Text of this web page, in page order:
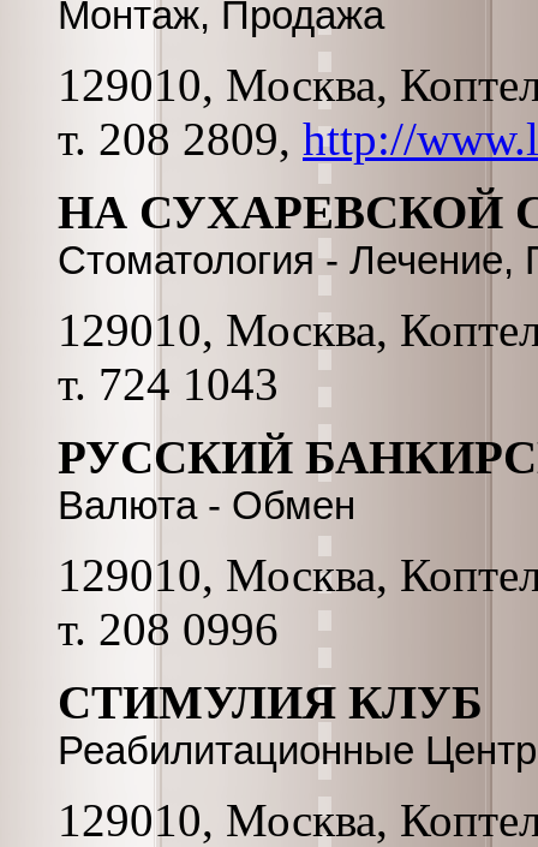
Монтаж, Продажа
129010, Москва,
т. 208 2809, http://
НА СУХАРЕВСКОЙ
Стоматология - Лечение,
129010, Москва,
т. 724 1043
РУССКИЙ
Валюта - Обмен
129010, Москва,
т. 208 0996
СТИМУЛИЯ КЛУБ
Реабилитационные
129010, Москва,